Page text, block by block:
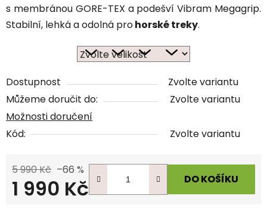
s membránou GORE-TEX a podešví Vibram Megagrip.
Stabilní, lehká a odolná prohorské treky.
Dostupnost
Zvolte variantu
Můžeme doručit do:
Zvolte variantu
Možnosti doručení
Kód:
Zvolte variantu
5 990 Kč –66 %
1 990 Kč DO KOŠÍKU